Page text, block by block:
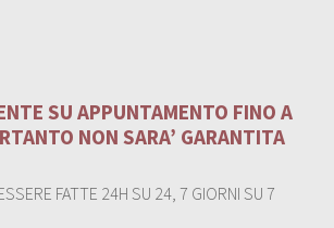
SU APPUNTAMENTO FINO A
NON SARA’ GARANTITA
FATTE 24H SU 24, 7 GIORNI SU 7